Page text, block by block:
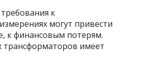
к
могут привести
к финансовым потерям.
имеет